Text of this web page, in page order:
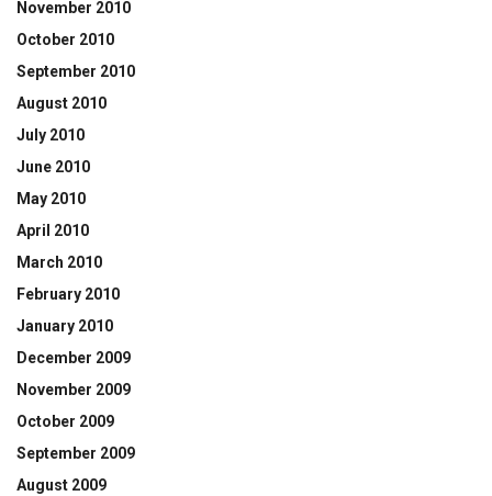
November 2010
October 2010
September 2010
August 2010
July 2010
June 2010
May 2010
April 2010
March 2010
February 2010
January 2010
December 2009
November 2009
October 2009
September 2009
August 2009